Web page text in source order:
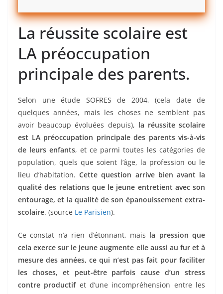
La réussite scolaire est
LA préoccupation
principale des parents.
Selon une étude SOFRES de 2004, (cela date de
quelques années, mais les choses ne semblent pas
avoir beaucoup évoluées depuis), la réussite scolaire
est LA préoccupation principale des parents vis-à-vis
de leurs enfants, et ce parmi toutes les catégories de
population, quels que soient l’âge, la profession ou le
lieu d’habitation.Cette question arrive bien avant la
qualité des relations que le jeune entretient avec son
entourage, et la qualité de son épanouissement extra-
scolaire. (source Le Parisien).
Ce constat n’a rien d’étonnant, mais la pression que
cela exerce sur le jeune augmente elle aussi au fur et à
mesure des années, ce qui n’est pas fait pour faciliter
les choses, et peut-être parfois cause d’un stress
contre productifet d’une incompréhension entre les